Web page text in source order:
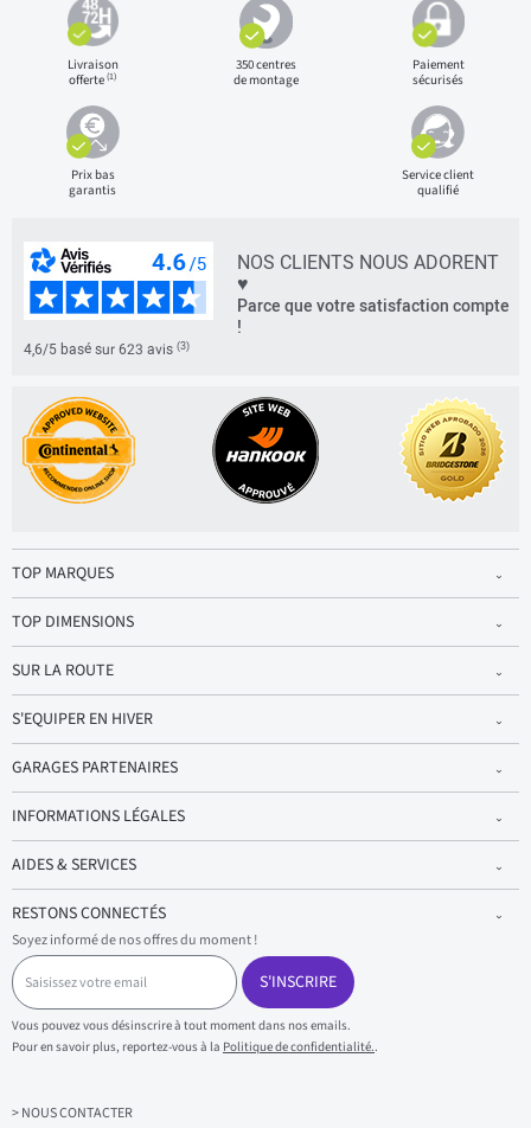
Livraison
offerte(1)
350 centres
de montage
Paiement
sécurisés
Prix bas
garantis
Service client
qualifié
NOS CLIENTS NOUS ADORENT
♥
Parce que votre satisfaction compte
!
4,6/5 basé sur 623 avis (3)
TOP MARQUES
TOP DIMENSIONS
SUR LA ROUTE
S'EQUIPER EN HIVER
GARAGES PARTENAIRES
INFORMATIONS LÉGALES
AIDES & SERVICES
RESTONS CONNECTÉS
Soyez informé de nos offres du moment !
S
a
i
s
i
s
z
S'INSCRIRE
Vous pouvez vous désinscrire à tout moment dans nos emails.
Pour en savoir plus, reportez-vous à la Politique de confidentialité..
> NOUS CONTACTER